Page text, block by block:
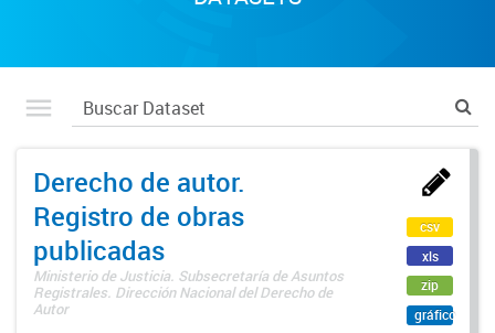
Derecho de autor.
Registro de obras
publicadas
Ministerio de Justicia. Subsecretaría de Asuntos
Registrales. Dirección Nacional del Derecho de
Autor
csv
xls
zip
gráfico